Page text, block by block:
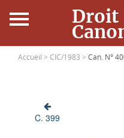
Droit
Accueil
Ressources
Accueil > CIC/1983 > Can. N°
C. 399